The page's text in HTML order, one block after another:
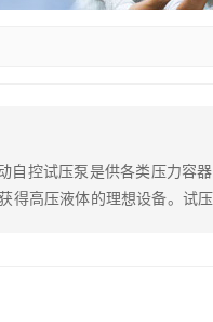
自控试压泵是供各类压力容
得高压液体的理想设备。试